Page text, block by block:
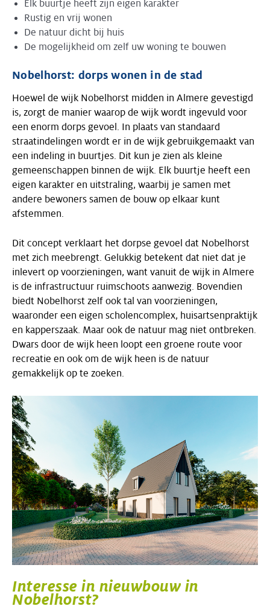
Elk buurtje heeft zijn eigen karakter
Rustig en vrij wonen
De natuur dicht bij huis
De mogelijkheid om zelf uw woning te bouwen
Nobelhorst: dorps wonen in de stad
Hoewel de wijk Nobelhorst midden in Almere gevestigd
is, zorgt de manier waarop de wijk wordt ingevuld voor
een enorm dorps gevoel. In plaats van standaard
straatindelingen wordt er in de wijk gebruikgemaakt van
een indeling in buurtjes. Dit kun je zien als kleine
gemeenschappen binnen de wijk. Elk buurtje heeft een
eigen karakter en uitstraling, waarbij je samen met
andere bewoners samen de bouw op elkaar kunt
afstemmen.
Dit concept verklaart het dorpse gevoel dat Nobelhorst
met zich meebrengt. Gelukkig betekent dat niet dat je
inlevert op voorzieningen, want vanuit de wijk in Almere
is de infrastructuur ruimschoots aanwezig. Bovendien
biedt Nobelhorst zelf ook tal van voorzieningen,
waaronder een eigen scholencomplex, huisartsenpraktijk
en kapperszaak. Maar ook de natuur mag niet ontbreken.
Dwars door de wijk heen loopt een groene route voor
recreatie en ook om de wijk heen is de natuur
gemakkelijk op te zoeken.
Interesse in nieuwbouw in
Nobelhorst?